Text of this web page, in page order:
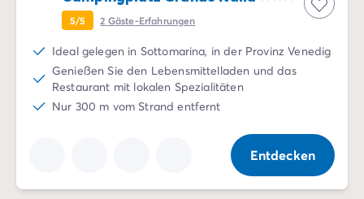
5/5 2 Gäste-Erfahrungen
Ideal gelegen in Sottomarina, in der Provinz Venedig
Genießen Sie den Lebensmittelladen und das
Restaurant mit lokalen Spezialitäten
Nur 300 m vom Strand entfernt
Entdecken